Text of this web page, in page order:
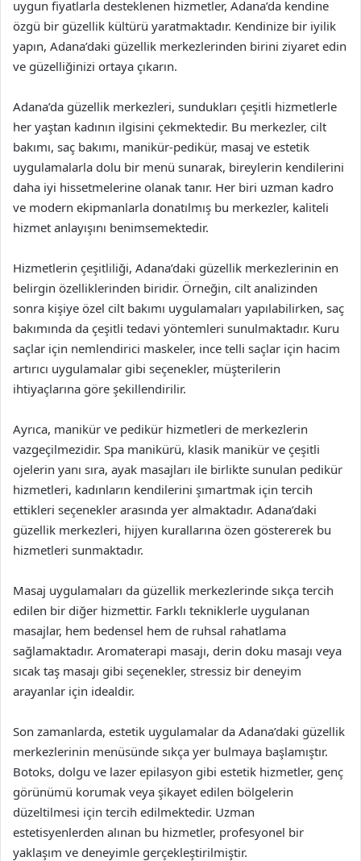
uygun fiyatlarla desteklenen hizmetler, Adana’da kendine
özgü bir güzellik kültürü yaratmaktadır. Kendinize bir iyilik
yapın, Adana’daki güzellik merkezlerinden birini ziyaret edin
ve güzelliğinizi ortaya çıkarın.
Adana’da güzellik merkezleri, sundukları çeşitli hizmetlerle
her yaştan kadının ilgisini çekmektedir. Bu merkezler, cilt
bakımı, saç bakımı, manikür-pedikür, masaj ve estetik
uygulamalarla dolu bir menü sunarak, bireylerin kendilerini
daha iyi hissetmelerine olanak tanır. Her biri uzman kadro
ve modern ekipmanlarla donatılmış bu merkezler, kaliteli
hizmet anlayışını benimsemektedir.
Hizmetlerin çeşitliliği, Adana’daki güzellik merkezlerinin en
belirgin özelliklerinden biridir. Örneğin, cilt analizinden
sonra kişiye özel cilt bakımı uygulamaları yapılabilirken, saç
bakımında da çeşitli tedavi yöntemleri sunulmaktadır. Kuru
saçlar için nemlendirici maskeler, ince telli saçlar için hacim
artırıcı uygulamalar gibi seçenekler, müşterilerin
ihtiyaçlarına göre şekillendirilir.
Ayrıca, manikür ve pedikür hizmetleri de merkezlerin
vazgeçilmezidir. Spa manikürü, klasik manikür ve çeşitli
ojelerin yanı sıra, ayak masajları ile birlikte sunulan pedikür
hizmetleri, kadınların kendilerini şımartmak için tercih
ettikleri seçenekler arasında yer almaktadır. Adana’daki
güzellik merkezleri, hijyen kurallarına özen göstererek bu
hizmetleri sunmaktadır.
Masaj uygulamaları da güzellik merkezlerinde sıkça tercih
edilen bir diğer hizmettir. Farklı tekniklerle uygulanan
masajlar, hem bedensel hem de ruhsal rahatlama
sağlamaktadır. Aromaterapi masajı, derin doku masajı veya
sıcak taş masajı gibi seçenekler, stressiz bir deneyim
arayanlar için idealdir.
Son zamanlarda, estetik uygulamalar da Adana’daki güzellik
merkezlerinin menüsünde sıkça yer bulmaya başlamıştır.
Botoks, dolgu ve lazer epilasyon gibi estetik hizmetler, genç
görünümü korumak veya şikayet edilen bölgelerin
düzeltilmesi için tercih edilmektedir. Uzman
estetisyenlerden alınan bu hizmetler, profesyonel bir
yaklaşım ve deneyimle gerçekleştirilmiştir.